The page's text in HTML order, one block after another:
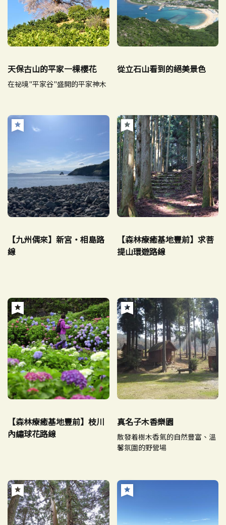
天保古山的平家一棵櫻花
在祕境"平家谷"盛開的平家神木
從立石山看到的絕美景色
【九州偶來】新宮・相島路
線
【森林療癒基地豐前】求菩
提山環遊路線
【森林療癒基地豐前】枝川
內繡球花路線
真名子木香樂園
散發着樹木香氣的自然豐富、溫
馨氛圍的野營場